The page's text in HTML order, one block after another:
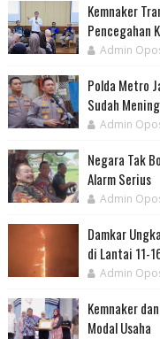
Kemnaker
Pencegahan
Admin
Polda Metro
Sudah
Admin
Negara Tak
Alarm Serius
Admin
Damkar
di Lantai 11-
Admin
Kemnaker
Modal Usaha